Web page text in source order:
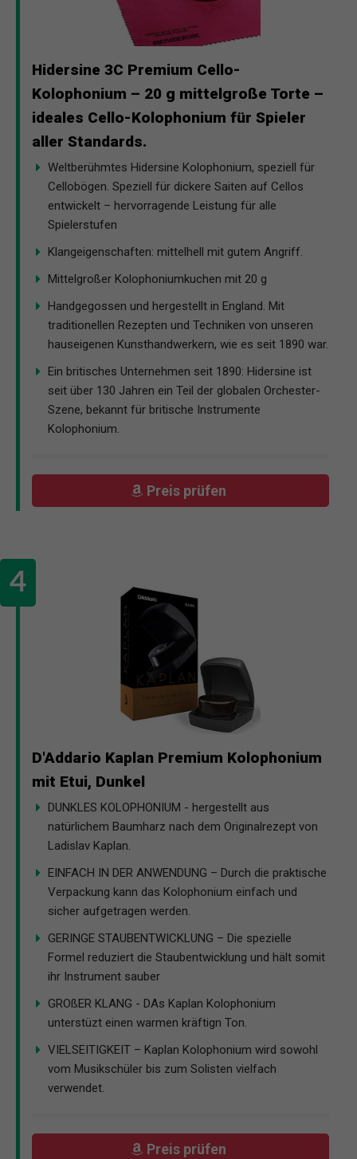
Hidersine 3C Premium Cello-
Kolophonium – 20 g mittelgroße Torte –
ideales Cello-Kolophonium für Spieler
aller Standards.
Weltberühmtes Hidersine Kolophonium, speziell für
Cellobögen. Speziell für dickere Saiten auf Cellos
entwickelt – hervorragende Leistung für alle
Spielerstufen
Klangeigenschaften: mittelhell mit gutem Angriff.
Mittelgroßer Kolophoniumkuchen mit 20 g
Handgegossen und hergestellt in England. Mit
traditionellen Rezepten und Techniken von unseren
hauseigenen Kunsthandwerkern, wie es seit 1890 war.
Ein britisches Unternehmen seit 1890: Hidersine ist
seit über 130 Jahren ein Teil der globalen Orchester-
Szene, bekannt für britische Instrumente
Kolophonium.
Preis prüfen
D'Addario Kaplan Premium Kolophonium
mit Etui, Dunkel
DUNKLES KOLOPHONIUM - hergestellt aus
natürlichem Baumharz nach dem Originalrezept von
Ladislav Kaplan.
EINFACH IN DER ANWENDUNG – Durch die praktische
Verpackung kann das Kolophonium einfach und
sicher aufgetragen werden.
GERINGE STAUBENTWICKLUNG – Die spezielle
Formel reduziert die Staubentwicklung und hält somit
ihr Instrument sauber
GROßER KLANG - DAs Kaplan Kolophonium
unterstüzt einen warmen kräftign Ton.
VIELSEITIGKEIT – Kaplan Kolophonium wird sowohl
vom Musikschüler bis zum Solisten vielfach
verwendet.
Preis prüfen